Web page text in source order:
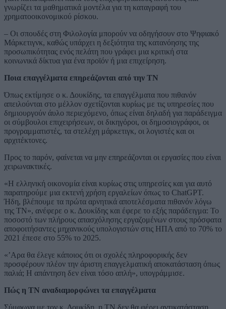
γνωρίζει τα μαθηματικά μοντέλα για τη καταγραφή του
χρηματοοικονομικού ρίσκου.
– Οι σπουδές στη Φιλολογία μπορούν να οδηγήσουν στο Ψηφιακό
Μάρκετιγνκ, καθώς υπάρχει η δεξιότητα της κατανόησης της
προσωπικότητας ενός πελάτη που γράφει μια κριτική στα
κοινωνικά δίκτυα για ένα προϊόν ή μια επιχείρηση.
Ποια επαγγέλματα επηρεάζονται από την ΤΝ
Όπως εκτίμησε ο κ. Δουκίδης, τα επαγγέλματα που πιθανόν
απειλούνται στο μέλλον σχετίζονται κυρίως με τις υπηρεσίες που
δημιουργούν άυλο περιεχόμενο, όπως είναι δηλαδή για παράδειγμα
οι σύμβουλοι επιχειρήσεων, οι δικηγόροι, οι δημοσιογράφοι, οι
προγραμματιστές, τα στελέχη μάρκετιγκ, οι λογιστές και οι
αρχιτέκτονες.
Προς το παρόν, φαίνεται να μην επηρεάζονται οι εργασίες που είναι
χειρωνακτικές.
«Η ελληνική οικονομία είναι κυρίως στις υπηρεσίες και για αυτό
παρατηρούμε μια εκτενή χρήση εργαλείων όπως το ChatGPT.
Ήδη, βλέπουμε τα πρώτα αρνητικά αποτελέσματα πιθανόν λόγω
της ΤΝ», ανέφερε ο κ. Δουκίδης και έφερε το εξής παράδειγμα: Το
ποσοστό των πλήρους απασχόλησης εργαζομένων στους πρόσφατα
αποφοιτήσαντες μηχανικούς υπολογιστών στις ΗΠΑ από το 70% το
2021 έπεσε στο 55% το 2025.
«’Αρα θα έλεγε κάποιος ότι οι σχολές πληροφορικής δεν
προσφέρουν πλέον την άριστη επαγγελματική αποκατάσταση όπως
παλιά; Η απάντηση δεν είναι τόσο απλή», υπογράμμισε.
Πώς η ΤΝ αναδιαμορφώνει τα επαγγέλματα
Σύμφωνα με τον κ. Δουκίδη, η ΤΝ δεν θα φέρει αντικατάσταση,